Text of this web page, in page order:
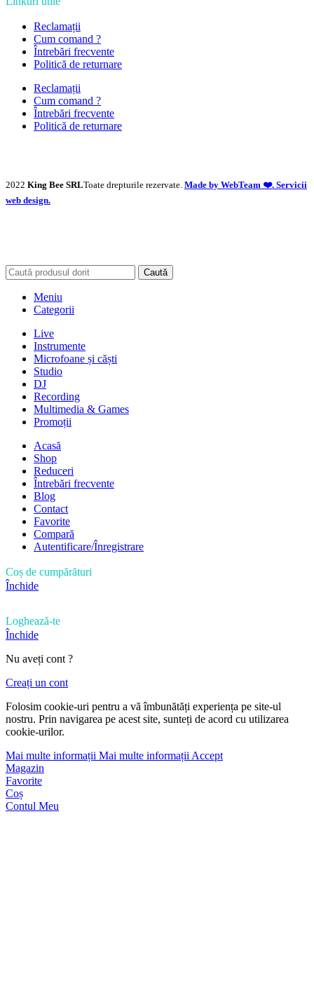
Reclamații
Cum comand ?
Întrebări frecvente
Politică de returnare
Reclamații
Cum comand ?
Întrebări frecvente
Politică de returnare
2022 King Bee SRLToate drepturile rezervate. Made by WebTeam ❤️. Servicii
web design.
Caută
Meniu
Categorii
Live
Instrumente
Microfoane și căști
Studio
DJ
Recording
Multimedia & Games
Promoții
Acasă
Shop
Reduceri
Întrebări frecvente
Blog
Contact
Favorite
Compară
Autentificare/Înregistrare
Coș de cumpărături
Închide
Loghează-te
Închide
Nu aveți cont ?
Creați un cont
Folosim cookie-uri pentru a vă îmbunătăți experiența pe site-ul
nostru. Prin navigarea pe acest site, sunteți de acord cu utilizarea
cookie-urilor.
Mai multe informații Mai multe informațiiAccept
Magazin
Favorite
Coș
Contul Meu